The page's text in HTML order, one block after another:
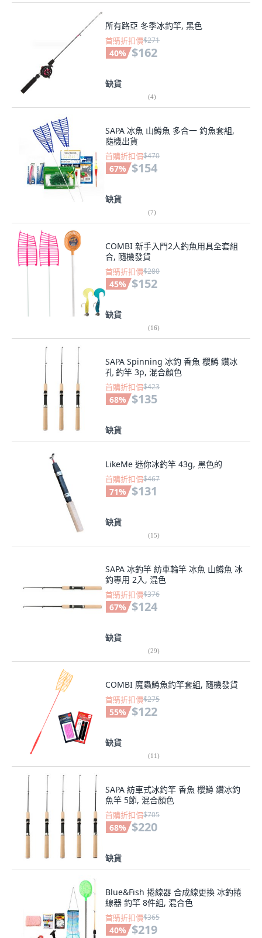
所有路亞 冬季冰釣竿, 黑色
首購折扣價$271
40% $162
缺貨
(4)
SAPA 冰魚 山鱒魚 多合一 釣魚套組,
隨機出貨
首購折扣價$470
67% $154
缺貨
(7)
COMBI 新手入門2人釣魚用具全套組
合, 隨機發貨
首購折扣價$280
45% $152
缺貨
(16)
SAPA Spinning 冰釣 香魚 櫻鱒 鑽冰
孔 釣竿 3p, 混合顏色
首購折扣價$423
68% $135
缺貨
LikeMe 迷你冰釣竿 43g, 黑色的
首購折扣價$467
71% $131
缺貨
(15)
SAPA 冰釣竿 紡車輪竿 冰魚 山鱒魚 冰
釣專用 2入, 混色
首購折扣價$376
67% $124
缺貨
(29)
COMBI 魔蟲鱒魚釣竿套組, 隨機發貨
首購折扣價$275
55% $122
缺貨
(11)
SAPA 紡車式冰釣竿 香魚 櫻鱒 鑽冰釣
魚竿 5節, 混合顏色
首購折扣價$705
68% $220
缺貨
Blue&Fish 捲線器 合成線更換 冰釣捲
線器 釣竿 8件組, 混合色
首購折扣價$365
40% $219